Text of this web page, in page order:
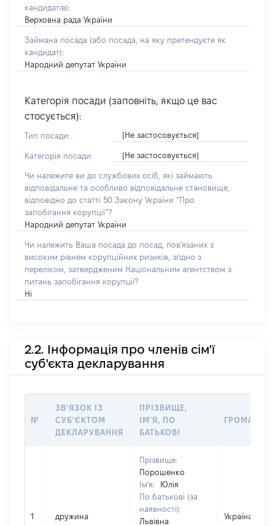
кандидатів):
Верховна рада України
Займана посада (або посада, на яку претендуєте як
кандидат):
Народний депутат України
Категорія посади (заповніть, якщо це вас
стосується):
Тип посади: [Не застосовується]
Категорія посади: [Не застосовується]
Чи належите ви до службових осіб, які займають
відповідальне та особливо відповідальне становище,
відповідно до статті 50 Закону України “Про
запобігання корупції”?
Народний депутат України
Чи належить Ваша посада до посад, пов'язаних з
високим рівнем корупційних ризиків, згідно з
переліком, затвердженим Національним агентством з
питань запобігання корупції?
Ні
2.2. Інформація про членів сім'ї
суб'єкта декларування
№
ЗВ'ЯЗОК ІЗ
СУБ'ЄКТОМ
ДЕКЛАРУВАННЯ
ПРІЗВИЩЕ,
ІМ'Я, ПО
БАТЬКОВІ
1 дружина
Прізвище:
Порошенко
Ім'я:
Юлія
По батькові (за
наявності):
Львівна
Україна